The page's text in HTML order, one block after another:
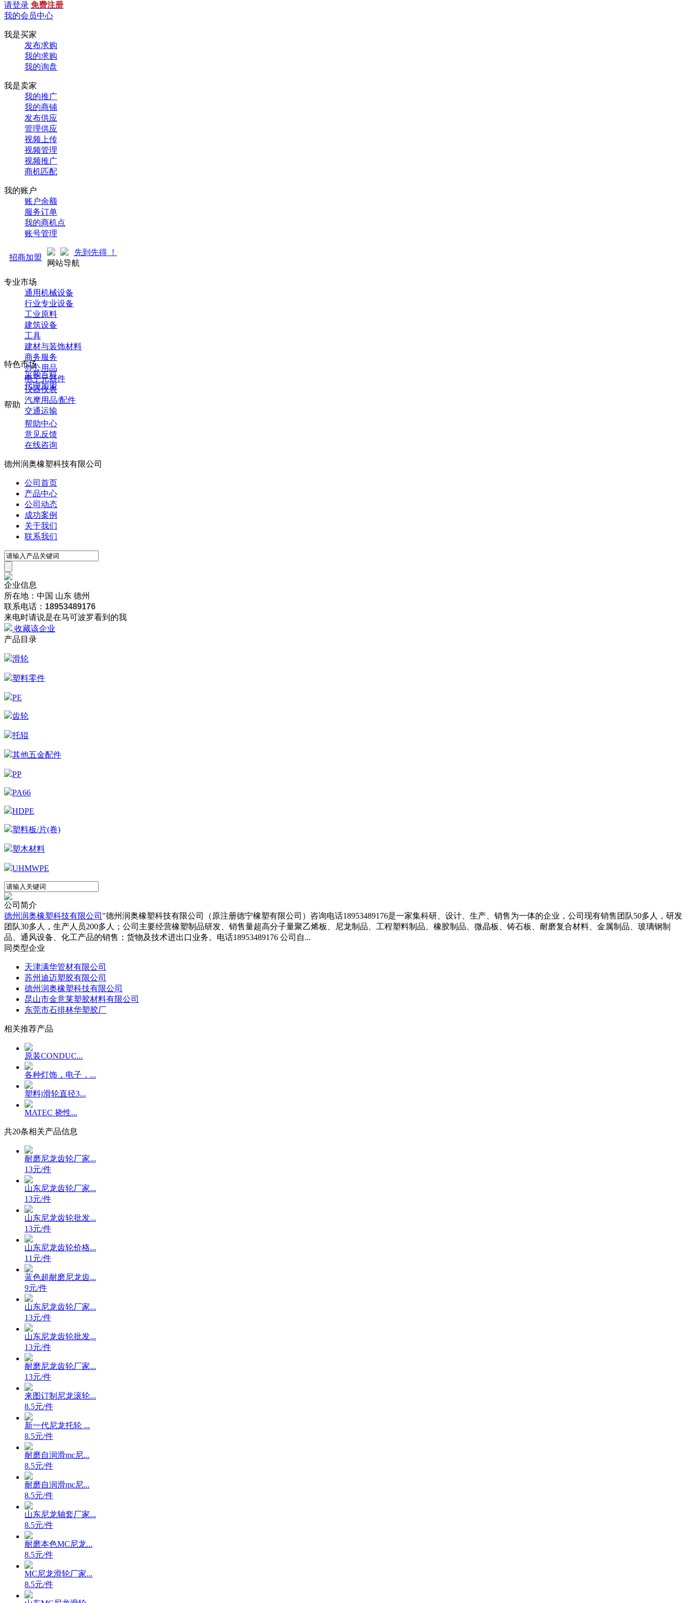
请登录 免费注册
我的会员中心
我是买家
发布求购
我的求购
我的询盘
我是卖家
我的推广
我的商铺
发布供应
管理供应
视频上传
视频管理
视频推广
商机匹配
我的账户
账户余额
服务订单
我的商机点
账号管理
招商加盟
热招商中... 先到先得 ！
网站导航
专业市场
通用机械设备
行业专业设备
工业原料
建筑设备
工具
建材与装饰材料
商务服务
办公用品
电子元器件
仪器仪表
汽摩用品/配件
交通运输
特色市场
采购百科
代理加盟
帮助
帮助中心
意见反馈
在线咨询
德州润奥橡塑科技有限公司
公司首页
产品中心
公司动态
成功案例
关于我们
联系我们
企业信息
所在地：中国 山东 德州
联系电话： 18953489176
来电时请说是在马可波罗看到的我
收藏该企业
产品目录
滑轮
塑料零件
PE
齿轮
托辊
其他五金配件
PP
PA66
HDPE
塑料板/片(卷)
塑木材料
UHMWPE
公司简介
德州润奥橡塑科技有限公司 "德州润奥橡塑科技有限公司（原注册德宁橡塑有限公司）咨询电话18953489176是一家集科研、设计、生产、销售为一体的企业，公司现有销售团队50多人，研发
团队30多人，生产人员200多人；公司主要经营橡塑制品研发、销售量超高分子量聚乙烯板、尼龙制品、工程塑料制品、橡胶制品、微晶板、铸石板、耐磨复合材料、金属制品、玻璃钢制
品、通风设备、化工产品的销售；货物及技术进出口业务。电话18953489176 公司自...
同类型企业
天津满华管材有限公司
苏州迪迈塑胶有限公司
德州润奥橡塑科技有限公司
昆山市金意莱塑胶材料有限公司
东莞市石排林华塑胶厂
相关推荐产品
原装CONDUC...
各种灯饰，电子，...
塑料j滑轮直径3...
MATEC 挠性...
共20条相关产品信息
耐磨尼龙齿轮厂家...
13元/件
山东尼龙齿轮厂家...
13元/件
山东尼龙齿轮批发...
13元/件
山东尼龙齿轮价格...
11元/件
蓝色超耐磨尼龙齿...
9元/件
山东尼龙齿轮厂家...
13元/件
山东尼龙齿轮批发...
13元/件
耐磨尼龙齿轮厂家...
13元/件
来图订制尼龙滚轮...
8.5元/件
新一代尼龙托轮 ...
8.5元/件
耐磨自润滑mc尼...
8.5元/件
耐磨自润滑mc尼...
8.5元/件
山东尼龙轴套厂家...
8.5元/件
耐磨本色MC尼龙...
8.5元/件
MC尼龙滑轮厂家...
8.5元/件